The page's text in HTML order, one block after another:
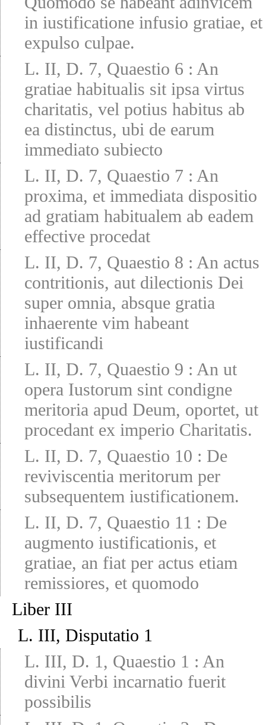
in iustificatione infusio gratiae, et
expulso culpae.
L. II, D. 7, Quaestio 6 : An
gratiae habitualis sit ipsa virtus
charitatis, vel potius habitus ab
ea distinctus, ubi de earum
immediato subiecto
L. II, D. 7, Quaestio 7 : An
proxima, et immediata dispositio
ad gratiam habitualem ab eadem
effective procedat
L. II, D. 7, Quaestio 8 : An actus
contritionis, aut dilectionis Dei
super omnia, absque gratia
inhaerente vim habeant
iustificandi
L. II, D. 7, Quaestio 9 : An ut
opera Iustorum sint condigne
meritoria apud Deum, oportet, ut
procedant ex imperio Charitatis.
L. II, D. 7, Quaestio 10 : De
reviviscentia meritorum per
subsequentem iustificationem.
L. II, D. 7, Quaestio 11 : De
augmento iustificationis, et
gratiae, an fiat per actus etiam
remissiores, et quomodo
Liber III
L. III, Disputatio 1
L. III, D. 1, Quaestio 1 : An
divini Verbi incarnatio fuerit
possibilis